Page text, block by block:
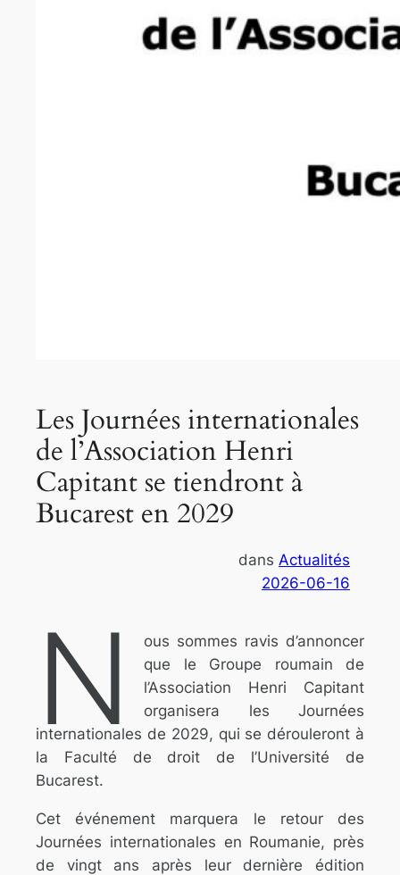
Les Journées internationales
de l’Association Henri
Capitant se tiendront à
Bucarest en 2029
dans Actualités
2026-06-16
N
ous sommes ravis d’annoncer
que le Groupe roumain de
l’Association Henri Capitant
organisera les Journées
internationales de 2029, qui se dérouleront à
la Faculté de droit de l’Université de
Bucarest.
Cet événement marquera le retour des
Journées internationales en Roumanie, près
de vingt ans après leur dernière édition